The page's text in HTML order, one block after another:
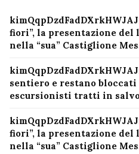
fiori”, la presentazione
nella “sua” Castiglione
sentiero e restano bloccati
escursionisti tratti in
fiori”, la presentazione
nella “sua” Castiglione